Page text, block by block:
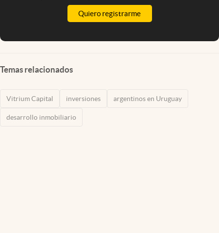
Quiero registrarme
Temas relacionados
Vitrium Capital inversiones argentinos en Uruguay
desarrollo inmobiliario